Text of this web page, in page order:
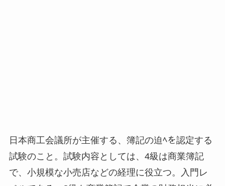
日本商工会議所が主催する、簿記の迫ﾍを認定する
試験のこと。試験内容としては、4級は商業簿記
で、小規模な小売店などの経理に役立つ。入門レ